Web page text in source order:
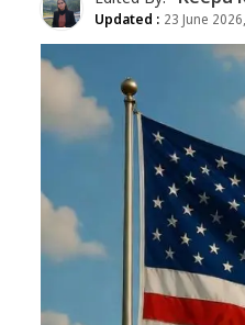
Updated : 23 June